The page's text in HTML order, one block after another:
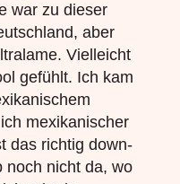
war zu dieser
aber
Vielleicht
gefühlt. Ich kam
mexikanischer
das richtig down-
noch nicht da, wo